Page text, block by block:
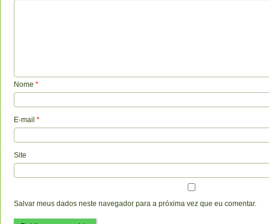
Nome *
E-mail *
Site
Salvar meus dados neste navegador para a próxima vez que eu comentar.